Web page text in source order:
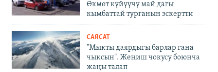
Өкмөт күйүүчү май дагы
кымбаттай турганын эскертти
САЯСАТ
"Мыкты даярдыгы барлар гана
чыксын". Жеңиш чокусу боюнча
жаңы талап